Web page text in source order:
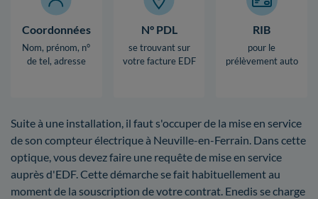
Coordonnées
Nom, prénom, n°
de tel, adresse
N° PDL
se trouvant sur
votre facture EDF
RIB
pour le
prélèvement auto
Suite à une installation, il faut s'occuper de la mise en service
de son compteur électrique à Neuville-en-Ferrain. Dans cette
optique, vous devez faire une requête de mise en service
auprès d'EDF. Cette démarche se fait habituellement au
moment de la souscription de votre contrat. Enedis se charge